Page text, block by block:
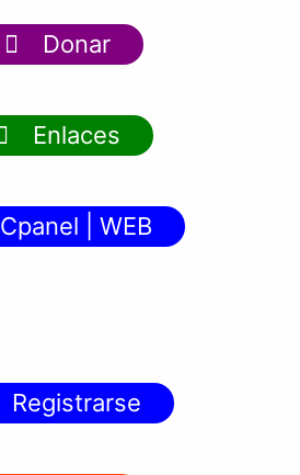
Donar
Enlaces
Cpanel | WEB
Registrarse